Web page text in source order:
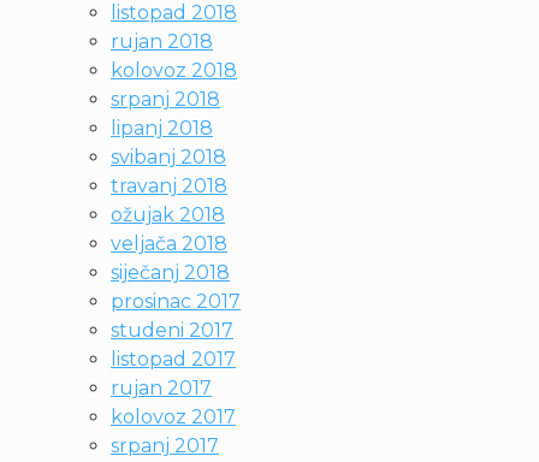
listopad 2018
rujan 2018
kolovoz 2018
srpanj 2018
lipanj 2018
svibanj 2018
travanj 2018
ožujak 2018
veljača 2018
siječanj 2018
prosinac 2017
studeni 2017
listopad 2017
rujan 2017
kolovoz 2017
srpanj 2017